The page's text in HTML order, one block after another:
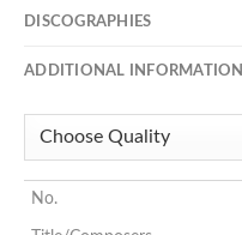
DISCOGRAPHIES
ADDITIONAL INFORMATION